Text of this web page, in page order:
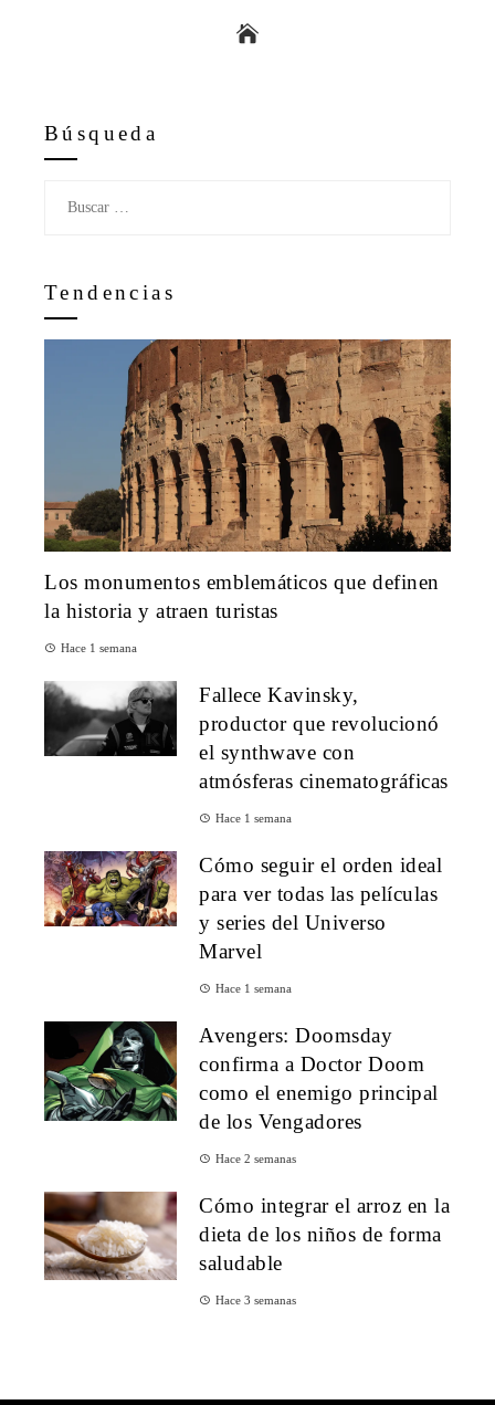
Búsqueda
Tendencias
Los monumentos emblemáticos que definen
la historia y atraen turistas
Hace 1 semana
Fallece Kavinsky,
productor que revolucionó
el synthwave con
atmósferas cinematográficas
Hace 1 semana
Cómo seguir el orden ideal
para ver todas las películas
y series del Universo
Marvel
Hace 1 semana
Avengers: Doomsday
confirma a Doctor Doom
como el enemigo principal
de los Vengadores
Hace 2 semanas
Cómo integrar el arroz en la
dieta de los niños de forma
saludable
Hace 3 semanas